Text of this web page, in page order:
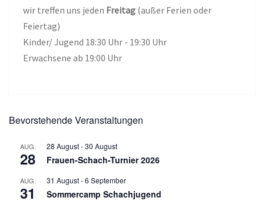
wir treffen uns jeden Freitag (außer Ferien oder
Feiertag)
Kinder/ Jugend 18:30 Uhr - 19:30 Uhr
Erwachsene ab 19:00 Uhr
Bevorstehende Veranstaltungen
AUG.
28
28 August-30 August
Frauen-Schach-Turnier 2026
AUG.
31
31 August-6 September
Sommercamp Schachjugend